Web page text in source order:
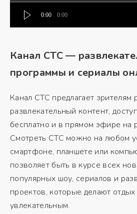
0:00 0:00
Канал СТС —
программы и сериалы
Канал СТС предлагает зрителям
развлекательный контент,
бесплатно и в прямом эфире на
Смотреть СТС можно на любом
смартфоне, планшете или
позволяет быть в курсе всех
популярных шоу, сериалов и
проектов, которые делают
увлекательным.